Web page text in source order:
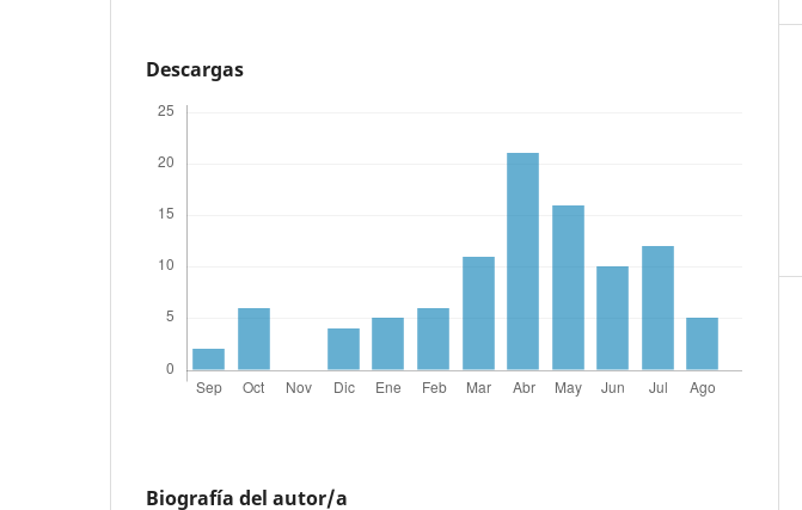
Descargas
Biografía del autor/a